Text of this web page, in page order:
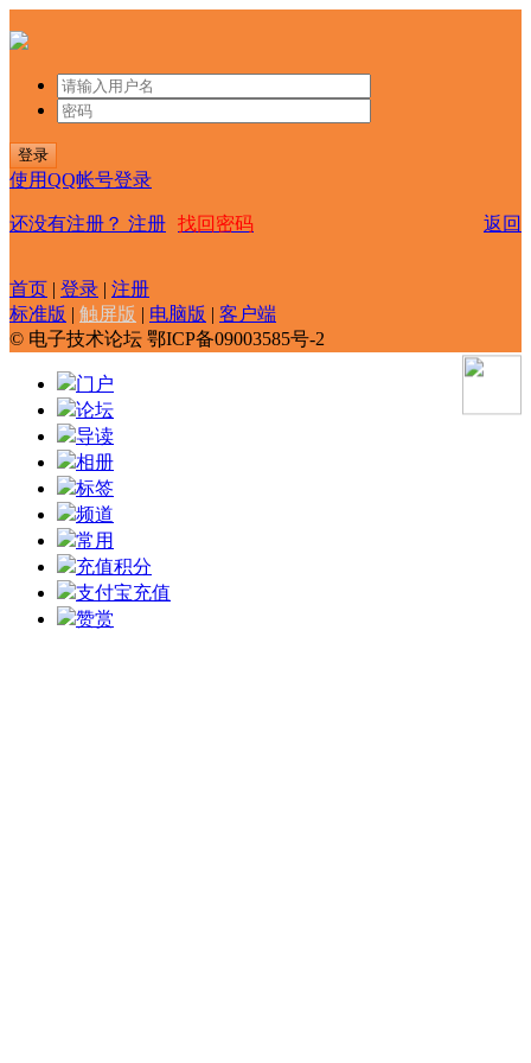
登录
使用QQ帐号登录
还没有注册？ 注册 找回密码 返回
首页 | 登录 | 注册
标准版 | 触屏版 | 电脑版 | 客户端
© 电子技术论坛 鄂ICP备09003585号-2
门户
论坛
导读
相册
标签
频道
常用
充值积分
支付宝充值
赞赏